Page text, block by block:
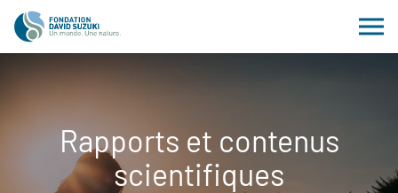
Rapports et contenus
scientifiques